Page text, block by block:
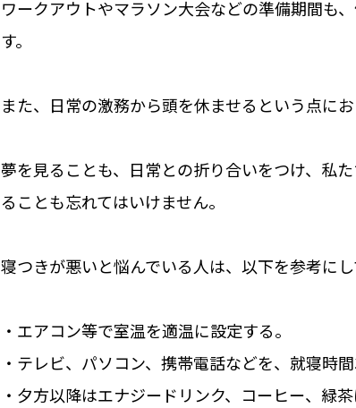
ワークアウトやマラソン大会などの準備期間も
す。
また、日常の激務から頭を休ませるという点に
夢を見ることも、日常との折り合いをつけ、私
ることも忘れてはいけません。
寝つきが悪いと悩んでいる人は、以下を参考にし
・エアコン等で室温を適温に設定する。
・テレビ、パソコン、携帯電話などを、就寝時
・夕方以降はエナジードリンク、コーヒー、緑